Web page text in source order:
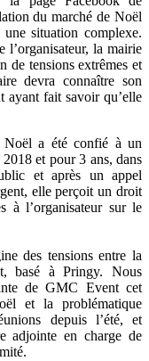
du marché de Noël
situation complexe.
l’organisateur, la mairie
de tensions extrêmes et
devra connaître son
fait savoir qu’elle
Noël a été confié à un
et pour 3 ans, dans
et après un appel
elle perçoit un droit
à l’organisateur sur le
des tensions entre la
basé à Pringy. Nous
de GMC Event cet
et la problématique
depuis l’été, et
adjointe en charge de